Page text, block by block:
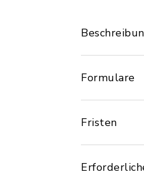
Formulare
Fristen